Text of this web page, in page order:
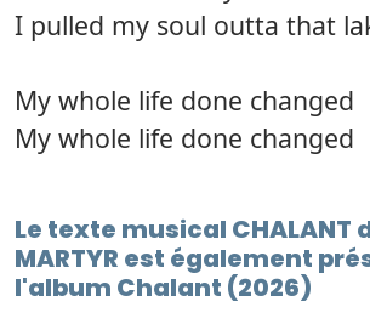
I pulled my soul outta that
My whole life done changed
My whole life done changed
Le texte musical CHALANT
MARTYR est également
l'album Chalant (2026)